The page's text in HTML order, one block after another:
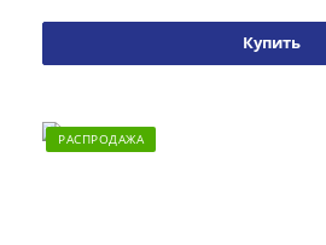
Купить
РАСПРОДАЖА